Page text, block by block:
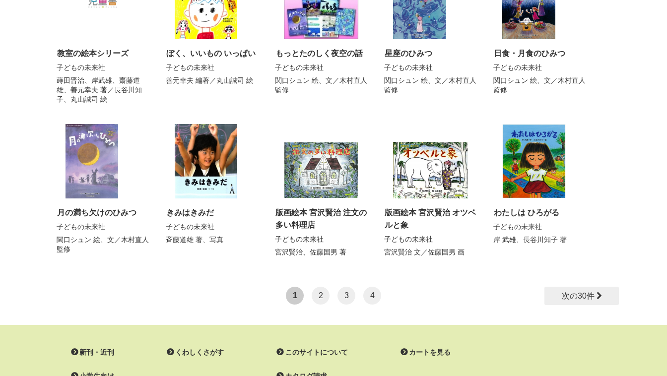
教室の絵本シリーズ
子どもの未来社
蒔田晋治、岸武雄、齋藤道
雄、善元幸夫 著／長谷川知
子、丸山誠司 絵
ぼく、いいもの いっぱい
子どもの未来社
善元幸夫 編著／丸山誠司 絵
もっとたのしく夜空の話
子どもの未来社
関口シュン 絵、文／木村直人
監修
星座のひみつ
子どもの未来社
関口シュン 絵、文／木村直人
監修
日食・月食のひみつ
子どもの未来社
関口シュン 絵、文／木村直人
監修
月の満ち欠けのひみつ
子どもの未来社
関口シュン 絵、文／木村直人
監修
きみはきみだ
子どもの未来社
斉藤道雄 著、写真
版画絵本 宮沢賢治 注文の
多い料理店
子どもの未来社
宮沢賢治
佐藤国男 著
版画絵本 宮沢賢治 オツベ
ルと象
子どもの未来社
宮沢賢治 文／佐藤国男 画
わたしは ひろがる
子どもの未来社
岸 武雄
長谷川知子 著
次の30件
1 2 3 4
新刊・近刊 くわしくさがす このサイトについて カートを見る